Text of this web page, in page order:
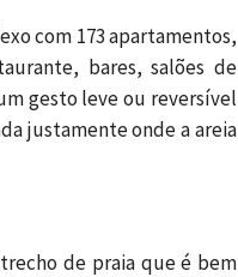
com 173 apartamentos,
bares, salões de
gesto leve ou reversível
justamente onde a areia
de praia que é bem